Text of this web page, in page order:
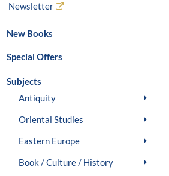
Newsletter
New Books
Special Offers
Subjects
Antiquity
Oriental Studies
Eastern Europe
Book / Culture / History